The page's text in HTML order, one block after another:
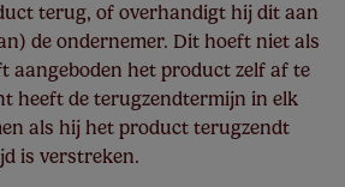
terug, of overhandigt hij dit aan
de ondernemer. Dit hoeft niet als
aangeboden het product zelf af te
heeft de terugzendtermijn in elk
als hij het product terugzendt
is verstreken.